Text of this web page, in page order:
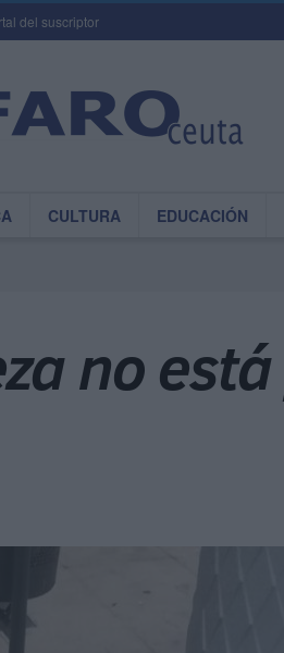
del suscriptor
CULTURA EDUCACIÓN
no